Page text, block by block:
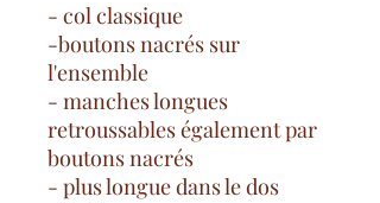
- col classique
-boutons nacrés sur
l'ensemble
- manches longues
retroussables également par
boutons nacrés
- plus longue dans le dos